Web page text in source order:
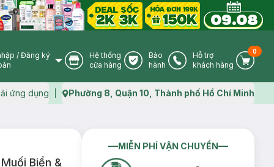
User Icon
/ Đăng ký
Store Icon
Hệ thống
cửa hàng
Warranty Icon
Bảo
hành
Phone Icon
Hỗ trợ
khách hàng
Cart
0
ứng dụng Map icon
Phường 8, Quận 10, Thành phố Hồ Chí Minh
Biển &
MIỄN PHÍ VẬN CHUYỂN